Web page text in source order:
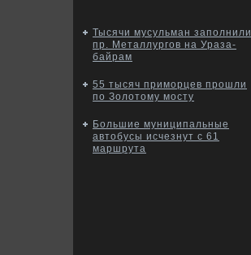
Тысячи мусульман заполнили
пр. Металлургов на Ураза-
байрам
55 тысяч приморцев прошли
по Золотому мосту
Большие муниципальные
автобусы исчезнут с 61
маршрута